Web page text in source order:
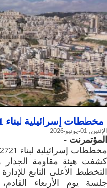
مخططات إسرائيلية لبناء 2721 وحدة استيطانية جديدة
الإثنين, 01-يونيو-2026
المؤتمرنت -
مخططات إسرائيلية لبناء 2721 وحدة استيطانية جديدة
كشفت هيئة مقاومة الجدار
التخطيط الأعلى التابع
جلسة يوم الأربعاء